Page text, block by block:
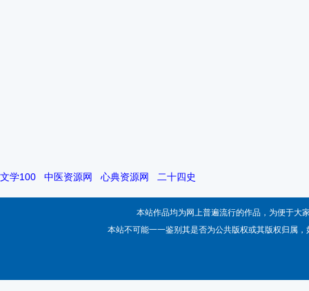
文学100 中医资源网 心典资源网 二十四史
本站作品均为网上普遍流行的作品，为便于大
本站不可能一一鉴别其是否为公共版权或其版权归属